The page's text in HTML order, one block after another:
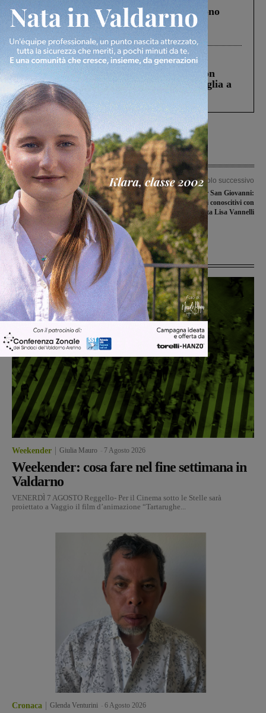
Un anno fa la strage in A1 in cui morirono
Gianni, Giulia e Franco. Lo schianto, il
processo, lo stop ai sorpassi fra tir....
Cronaca 3 Agosto 2026
Scomparso da una struttura di Castiglion
Fiorentino l’uomo che aveva ucciso la figlia a
Levane nel 2020
Articolo precedente
Ex Lambruschini, il cantiere si avvia
verso le fasi finali. Completate le
nuove fondazioni. Mugnai: “È stata
un’epopea”
Articolo successivo
Alleanza Civica per San Giovanni:
continuano gli incontri conoscitivi con
la candidata Lisa Vannelli
Ultime Notizie
Weekender Giulia Mauro 7 Agosto 2026
Weekender: cosa fare nel fine settimana in
Valdarno
VENERDÌ 7 AGOSTO Reggello- Per il Cinema sotto le Stelle sarà
proiettato a Vaggio il film d’animazione “Tartarughe...
Cronaca Glenda Venturini 6 Agosto 2026